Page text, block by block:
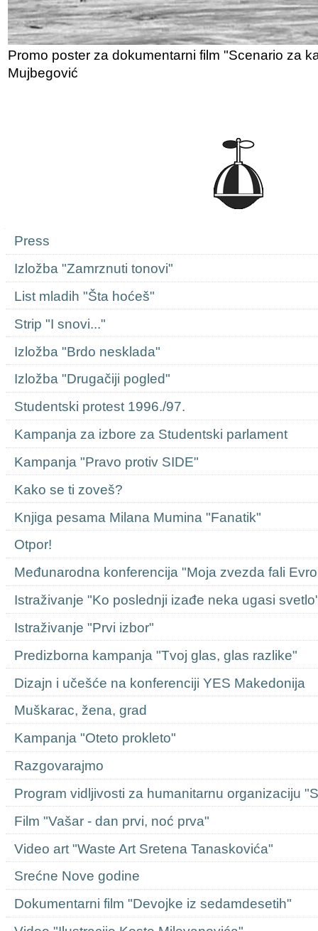
Promo poster za dokumentarni film "Scenario za
Mujbegović
Press
Izložba "Zamrznuti tonovi"
List mladih "Šta hoćeš"
Strip "I snovi..."
Izložba "Brdo nesklada"
Izložba "Drugačiji pogled"
Studentski protest 1996./97.
Kampanja za izbore za Studentski parlament
Kampanja "Pravo protiv SIDE"
Kako se ti zoveš?
Knjiga pesama Milana Mumina "Fanatik"
Otpor!
Međunarodna konferencija "Moja zvezda fali
Istraživanje "Ko poslednji izađe neka ugasi
Istraživanje "Prvi izbor"
Predizborna kampanja "Tvoj glas, glas razlike"
Dizajn i učešće na konferenciji YES Makedonija
Muškarac, žena, grad
Kampanja "Oteto prokleto"
Razgovarajmo
Program vidljivosti za humanitarnu organizaciju
Film "Vašar - dan prvi, noć prva"
Video art "Waste Art Sretena Tanaskovića"
Srećne Nove godine
Dokumentarni film "Devojke iz sedamdesetih"